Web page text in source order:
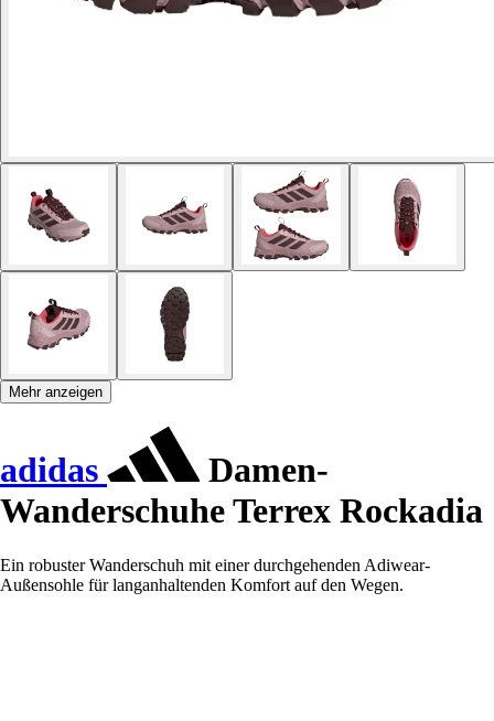
Mehr anzeigen
adidas
Damen-
Wanderschuhe Terrex Rockadia
Ein robuster Wanderschuh mit einer durchgehenden Adiwear-
Außensohle für langanhaltenden Komfort auf den Wegen.